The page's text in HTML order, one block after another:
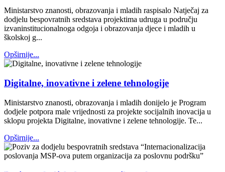
Ministarstvo znanosti, obrazovanja i mladih raspisalo Natječaj za
dodjelu bespovratnih sredstava projektima udruga u području
izvaninstitucionalnoga odgoja i obrazovanja djece i mladih u
školskoj g...
Opširnije...
Digitalne, inovativne i zelene tehnologije
Ministarstvo znanosti, obrazovanja i mladih donijelo je Program
dodjele potpora male vrijednosti za projekte socijalnih inovacija u
sklopu projekta Digitalne, inovativne i zelene tehnologije. Te...
Opširnije...